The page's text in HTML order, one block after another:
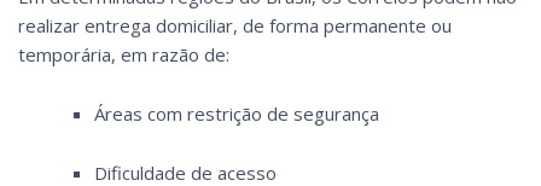
realizar entrega domiciliar, de forma permanente ou
temporária, em razão de:
Áreas com restrição de segurança
Dificuldade de acesso